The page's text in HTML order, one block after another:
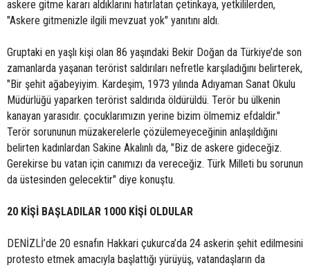
askere gitme kararı aldıklarını hatırlatan çetinkaya, yetkililerden,
"Askere gitmenizle ilgili mevzuat yok" yanıtını aldı.
Gruptaki en yaşlı kişi olan 86 yaşındaki Bekir Doğan da Türkiye’de son
zamanlarda yaşanan terörist saldırıları nefretle karşıladığını belirterek,
"Bir şehit ağabeyiyim. Kardeşim, 1973 yılında Adıyaman Sanat Okulu
Müdürlüğü yaparken terörist saldırıda öldürüldü. Terör bu ülkenin
kanayan yarasıdır. çocuklarımızın yerine bizim ölmemiz efdaldir."
Terör sorununun müzakerelerle çözülemeyeceğinin anlaşıldığını
belirten kadınlardan Sakine Akalınlı da, "Biz de askere gideceğiz.
Gerekirse bu vatan için canımızı da vereceğiz. Türk Milleti bu sorunun
da üstesinden gelecektir" diye konuştu.
20 KİŞİ BAŞLADILAR 1000 KİŞİ OLDULAR
DENİZLİ’de 20 esnafın Hakkari çukurca’da 24 askerin şehit edilmesini
protesto etmek amacıyla başlattığı yürüyüş, vatandaşların da